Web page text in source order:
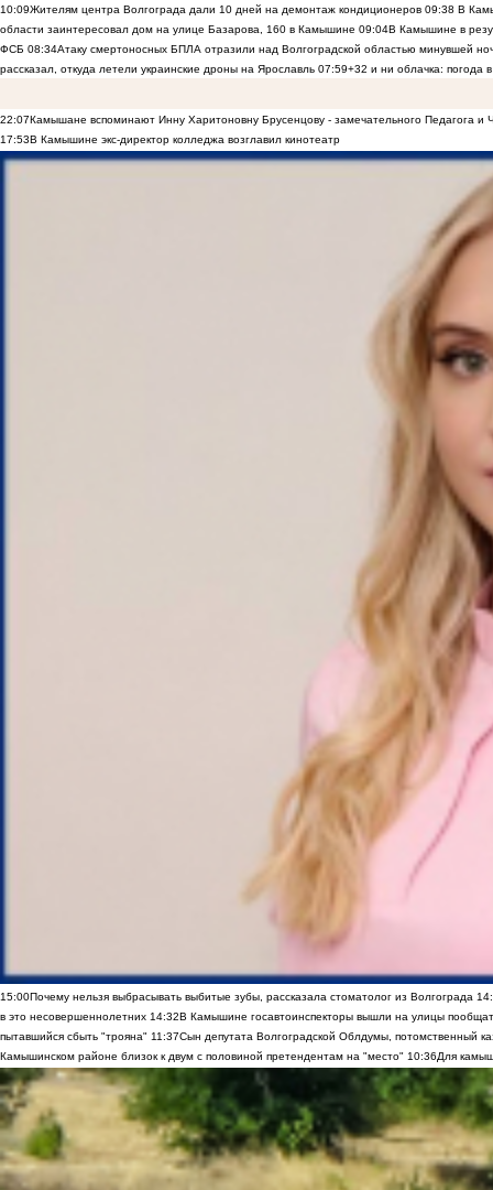
10:09Жителям центра Волгограда дали 10 дней на демонтаж кондиционеров 09:38 В
области заинтересовал дом на улице Базарова, 160 в Камышине 09:04В Камышине в
ФСБ 08:34Атаку смертоносных БПЛА отразили над Волгоградской областью минувшей
рассказал, откуда летели украинские дроны на Ярославль 07:59+32 и ни облачка: погода
22:07Камышане вспоминают Инну Харитоновну Брусенцову - замечательного Педагога и
17:53В Камышине экс-директор колледжа возглавил кинотеатр
15:00Почему нельзя выбрасывать выбитые зубы, рассказала стоматолог из Волгограда
в это несовершеннолетних 14:32В Камышине госавтоинспекторы вышли на улицы
пытавшийся сбыть "трояна" 11:37Сын депутата Волгоградской Облдумы, потомственный
Камышинском районе близок к двум с половиной претендентам на "место" 10:36Для